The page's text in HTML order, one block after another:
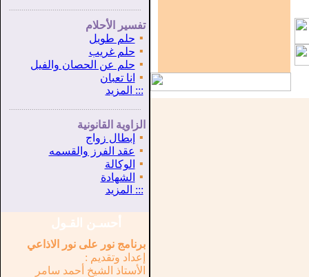
تفسير الأحلام
▪ حلم طويل
▪ حلم غريب
▪ حلم عن الحصان والفيل
▪
انا تعبان
::: المزيد
الزاوية القانونية
▪
إبطال زواج
▪ عقد الفرز والقسمه
▪
الوكالة
▪
الشهادة
::: المزيد
أحسـن القـول
برنامج نور على نور الاذاعي
إعداد وتقديم :
الأستاذ الشيخ أحمد سامر